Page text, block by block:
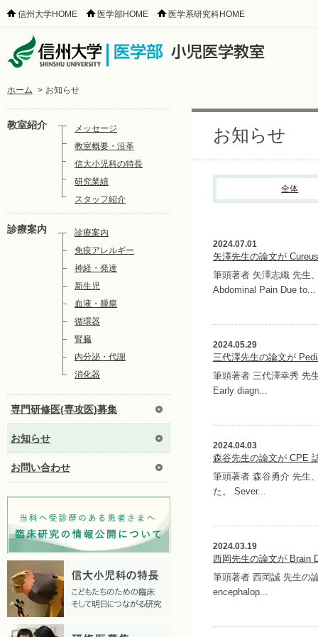
信州大学HOME 医学部HOME 医学系研究科HOME
ホーム > お知らせ
教室紹介
メッセージ
教室概要・沿革
信大小児科の特長
研究業績
スタッフ紹介
診療案内
診療案内
免疫アレルギー
神経・発達
新生児
血液・腫瘍
循環器
腎臓
内分泌・代謝
消化器
専門研修医(専攻医)募集
お知らせ
お問い合わせ
お知らせ
全体
2024.07.01
矢澤先生の論文が
筆頭著者 矢澤志織 先生
Abdominal Pain Due to...
2024.05.29
三代澤先生の論文が
筆頭著者 三代澤幸秀 先
Early diagn...
2024.04.03
森谷先生の論文が CPE
筆頭著者 森谷勇介 先生
た。 Sever...
2024.03.19
西岡先生の論文が Brain
筆頭著者 西岡誠 先生の
encephalop...